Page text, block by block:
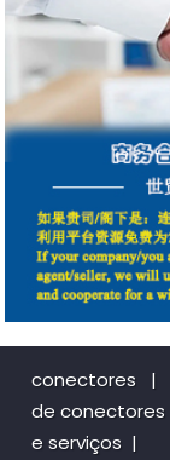
conectores |
de conectores
e serviços |